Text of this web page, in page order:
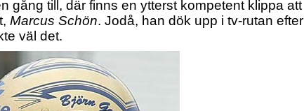
gång till, där finns en ytterst kompetent klippa att
Marcus Schön. Jodå, han dök upp i tv-rutan efter
väl det.